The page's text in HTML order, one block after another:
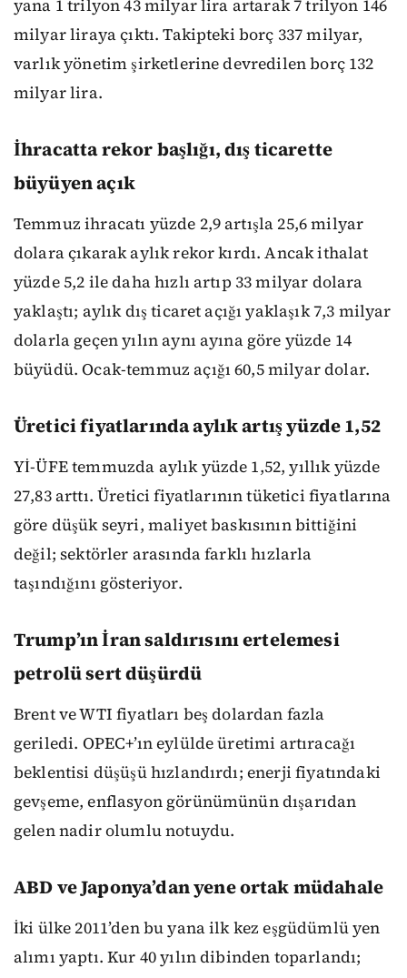
yana 1 trilyon 43 milyar lira artarak 7 trilyon 146
milyar liraya çıktı. Takipteki borç 337 milyar,
varlık yönetim şirketlerine devredilen borç 132
milyar lira.
İhracatta rekor başlığı, dış ticarette
büyüyen açık
Temmuz ihracatı yüzde 2,9 artışla 25,6 milyar
dolara çıkarak aylık rekor kırdı. Ancak ithalat
yüzde 5,2 ile daha hızlı artıp 33 milyar dolara
yaklaştı; aylık dış ticaret açığı yaklaşık 7,3 milyar
dolarla geçen yılın aynı ayına göre yüzde 14
büyüdü. Ocak-temmuz açığı 60,5 milyar dolar.
Üretici fiyatlarında aylık artış yüzde 1,52
Yİ-ÜFE temmuzda aylık yüzde 1,52, yıllık yüzde
27,83 arttı. Üretici fiyatlarının tüketici fiyatlarına
göre düşük seyri, maliyet baskısının bittiğini
değil; sektörler arasında farklı hızlarla
taşındığını gösteriyor.
Trump’ın İran saldırısını ertelemesi
petrolü sert düşürdü
Brent ve WTI fiyatları beş dolardan fazla
geriledi. OPEC+’ın eylülde üretimi artıracağı
beklentisi düşüşü hızlandırdı; enerji fiyatındaki
gevşeme, enflasyon görünümünün dışarıdan
gelen nadir olumlu notuydu.
ABD ve Japonya’dan yene ortak müdahale
İki ülke 2011’den bu yana ilk kez eşgüdümlü yen
alımı yaptı. Kur 40 yılın dibinden toparlandı;